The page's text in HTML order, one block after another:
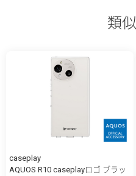
類
caseplay
AQUOS R10 caseplayロゴ ブラッ